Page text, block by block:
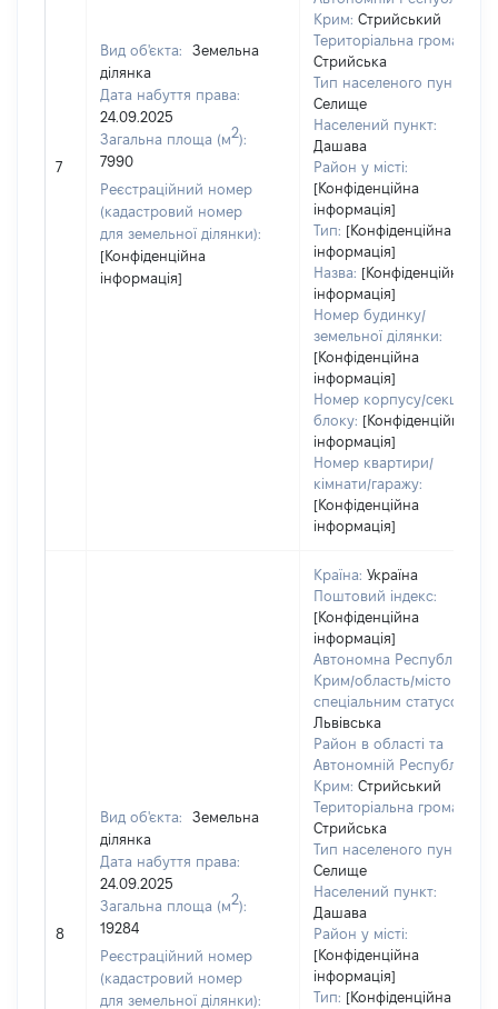
7
Вид об'єкта:
Земельна
ділянка
Дата набуття права:
24.09.2025
Загальна площа (м2):
7990
Реєстраційний номер
(кадастровий номер
для земельної ділянки):
[Конфіденційна
інформація]
Крим: Стрийський
Територіальна громада:
Стрийська
Тип населеного пункту:
Селище
Населений пункт:
Дашава
Район у місті:
[Конфіденційна
інформація]
Тип: [Конфіденційна
інформація]
Назва: [Конфіденційна
інформація]
Номер будинку/
земельної ділянки:
[Конфіденційна
інформація]
Номер корпусу/секції/
блоку: [Конфіденційна
інформація]
Номер квартири/
кімнати/гаражу:
[Конфіденційна
інформація]
8
Вид об'єкта:
Земельна
ділянка
Дата набуття права:
24.09.2025
Загальна площа (м2):
19284
Реєстраційний номер
(кадастровий номер
для земельної ділянки):
Країна: Україна
Поштовий індекс:
[Конфіденційна
інформація]
Автономна Республіка
Крим/область/місто зі
спеціальним статусом:
Львівська
Район в області та
Автономній Республіці
Крим: Стрийський
Територіальна громада:
Стрийська
Тип населеного пункту:
Селище
Населений пункт:
Дашава
Район у місті:
[Конфіденційна
інформація]
Тип: [Конфіденційна